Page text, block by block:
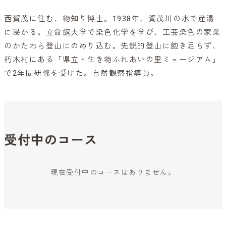
西賀茂に住む、物知り博士。1938年、賀茂川の水で産湯
に浸かる。立命館大学で染色化学を学び、工芸染色の家業
のかたわら登山にのめり込む。先鋭的登山に飽き足らず、
朽木村にある「県立・生き物ふれあいの里ミュージアム」
で2年間研修を受けた。自然観察指導員。
受付中のコース
現在受付中のコースはありません。